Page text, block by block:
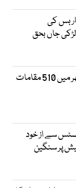
بس کی
جماعت اسلامی کا ملک بھر میں 510 مقامات
سے از خود
پر سنگین